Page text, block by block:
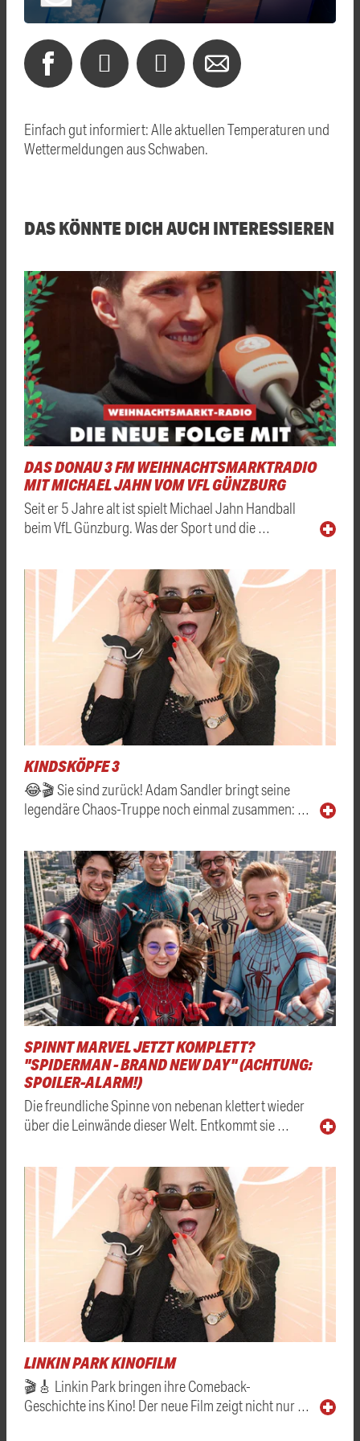
Einfach gut informiert: Alle aktuellen Temperaturen und
Wettermeldungen aus Schwaben.
DAS KÖNNTE DICH AUCH INTERESSIEREN
DAS DONAU 3 FM WEIHNACHTSMARKTRADIO
MIT MICHAEL JAHN VOM VFL GÜNZBURG
Seit er 5 Jahre alt ist spielt Michael Jahn Handball
beim VfL Günzburg. Was der Sport und die …
KINDSKÖPFE 3
😂🎬 Sie sind zurück! Adam Sandler bringt seine
legendäre Chaos-Truppe noch einmal zusammen: …
SPINNT MARVEL JETZT KOMPLETT?
"SPIDERMAN - BRAND NEW DAY" (ACHTUNG:
SPOILER-ALARM!)
Die freundliche Spinne von nebenan klettert wieder
über die Leinwände dieser Welt. Entkommt sie …
LINKIN PARK KINOFILM
🎬🎸 Linkin Park bringen ihre Comeback-
Geschichte ins Kino! Der neue Film zeigt nicht nur …